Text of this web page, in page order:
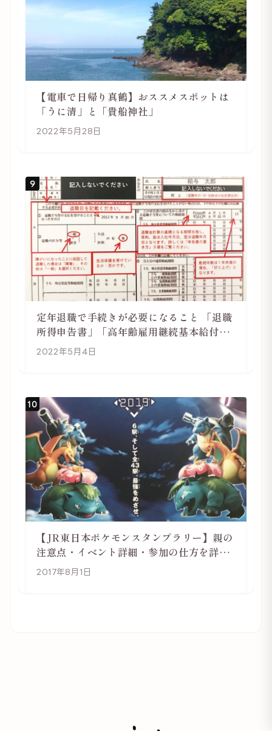
【電車で日帰り真鶴】おススメスポットは
「うに清」と「貴船神社」
2022年5月28日
9
定年退職で手続きが必要になること 「退職
所得申告書」「高年齢雇用継続基本給付金
受給資格確認」
2022年5月4日
10
【JR東日本ポケモンスタンプラリー】親の
注意点・イベント詳細・参加の仕方を詳し
く解説
2017年8月1日